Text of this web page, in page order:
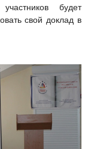
будет
свой доклад в